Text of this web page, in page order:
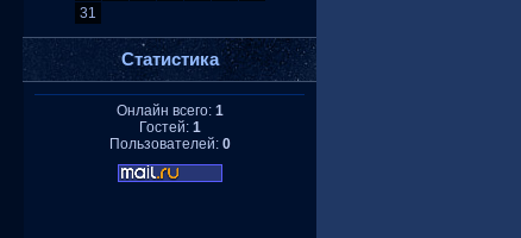
31
Статистика
Онлайн всего: 1
Гостей: 1
Пользователей: 0